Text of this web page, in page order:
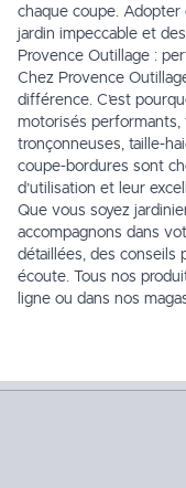
chaque coupe. Adopter
jardin impeccable et
Provence Outillage :
Chez Provence
différence. C’est
motorisés performants,
tronçonneuses, taille-
coupe-bordures sont
d’utilisation et leur
Que vous soyez
accompagnons dans
détaillées, des conseils
écoute. Tous nos
ligne ou dans nos